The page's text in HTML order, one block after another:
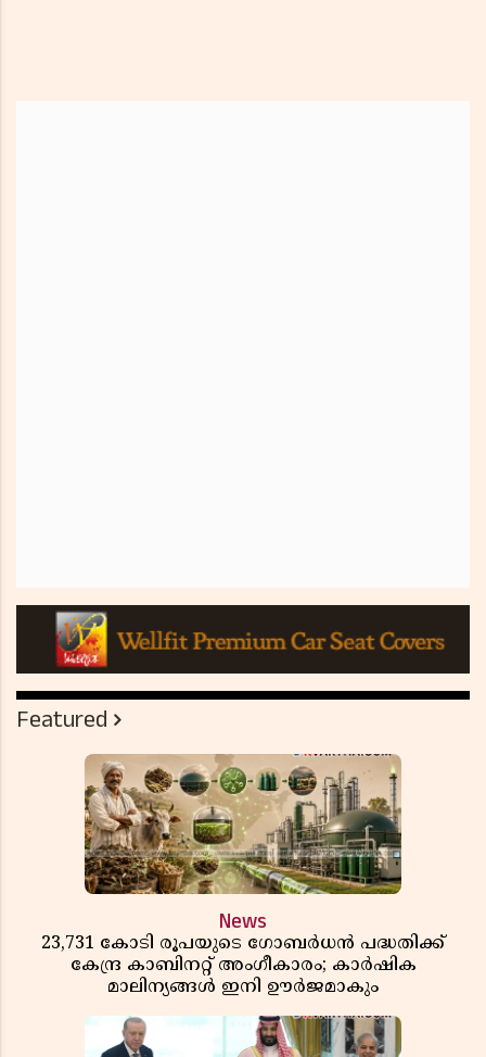
Featured
News
23,731 കോടി രൂപയുടെ ഗോബർധൻ പദ്ധതിക്ക്
കേന്ദ്ര കാബിനറ്റ് അംഗീകാരം; കാർഷിക
മാലിന്യങ്ങൾ ഇനി ഊർജമാകും